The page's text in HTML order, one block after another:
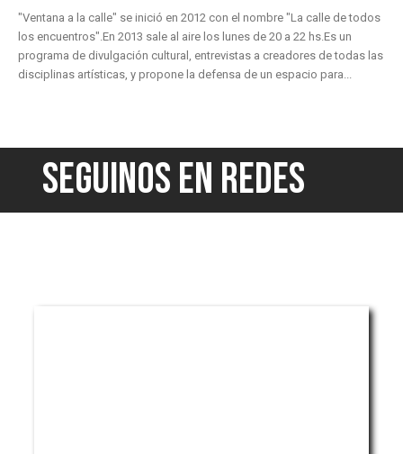
"Ventana a la calle" se inició en 2012 con el nombre "La calle de todos
los encuentros".En 2013 sale al aire los lunes de 20 a 22 hs.Es un
programa de divulgación cultural, entrevistas a creadores de todas las
disciplinas artísticas, y propone la defensa de un espacio para...
SEGUINOS EN REDES